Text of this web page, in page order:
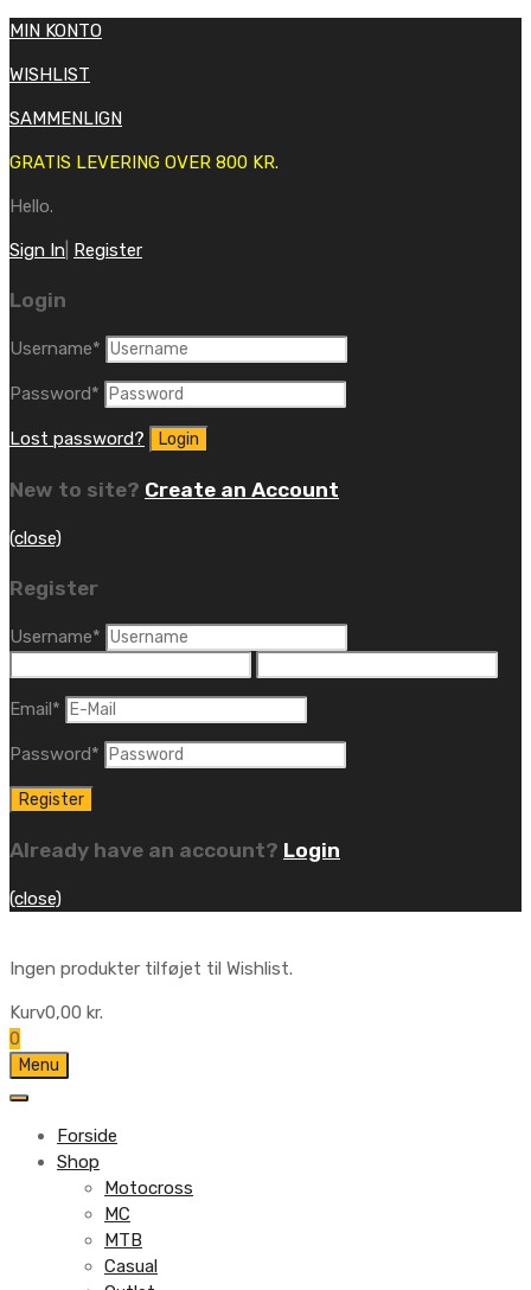
MIN KONTO
WISHLIST
SAMMENLIGN
GRATIS LEVERING OVER 800 KR.
Hello.
Sign In Register
Login
Username*
Password*
Lost password?
New to site? Create an Account
(close)
Register
Username*
Email*
Password*
Already have an account? Login
(close)
Ingen produkter tilføjet til Wishlist.
Kurv0,00 kr.
0
Menu
Forside
Shop
Motocross
MC
MTB
Casual